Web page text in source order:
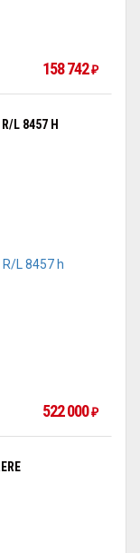
158 742 ₽
L 8457 H
522 000 ₽